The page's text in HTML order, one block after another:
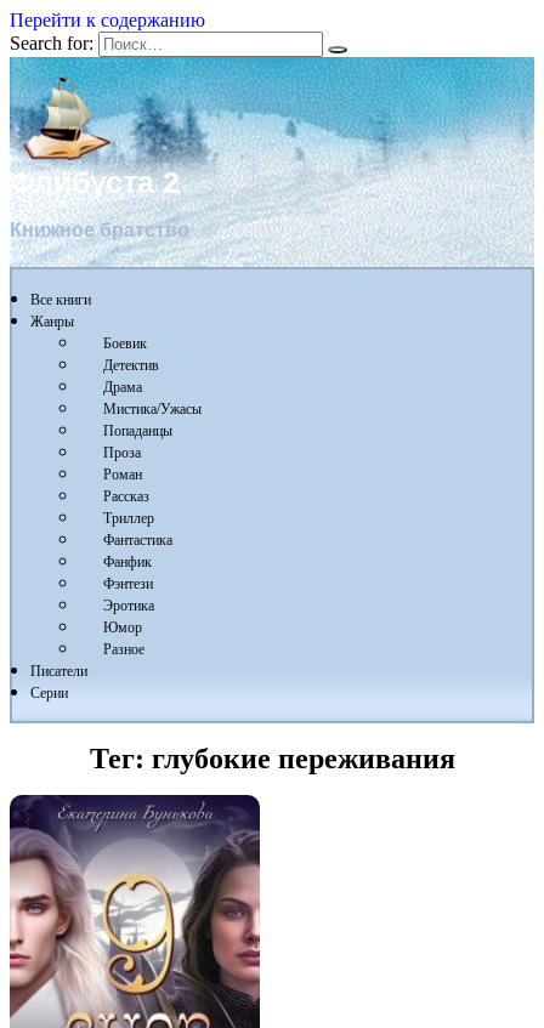
Перейти к содержанию
Search for:
Флибуста 2
Книжное братство
Все книги
Жанры
Боевик
Детектив
Драма
Мистика/Ужасы
Попаданцы
Проза
Роман
Рассказ
Триллер
Фантастика
Фанфик
Фэнтези
Эротика
Юмор
Разное
Писатели
Серии
Тег: глубокие переживания